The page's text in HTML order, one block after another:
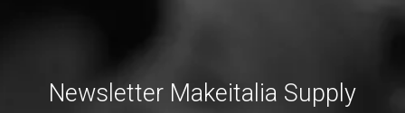
Newsletter Makeitalia Supply